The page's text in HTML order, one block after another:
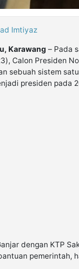
Imtiyaz
Karawang – Pada
Calon Presiden
sebuah sistem
presiden pada
dengan KTP
pemerintah,